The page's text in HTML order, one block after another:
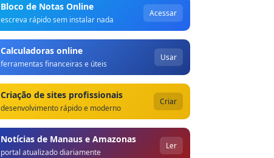
Bloco de Notas Online
escreva rápido sem instalar nada
Acessar
Calculadoras online
ferramentas financeiras e úteis
Usar
Criação de sites profissionais
desenvolvimento rápido e moderno
Criar
Notícias de Manaus e Amazonas
portal atualizado diariamente
Ler